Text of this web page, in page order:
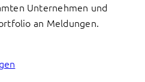
Unternehmen und
an Meldungen.